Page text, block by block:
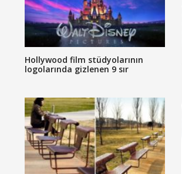
Hollywood film stüdyolarının
logolarında gizlenen 9 sır